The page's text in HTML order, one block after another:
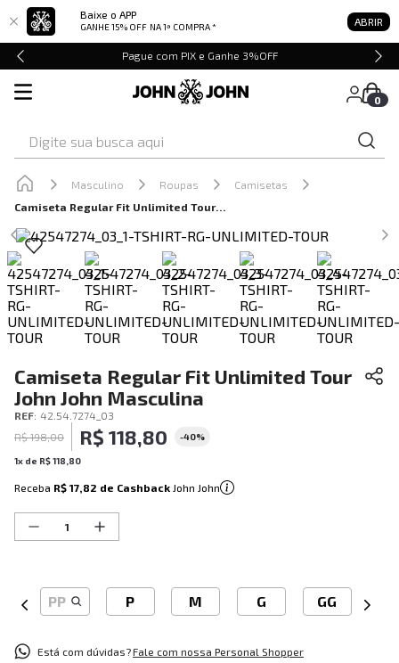
Baixe o APP
GANHE 15% OFF NA 1ª COMPRA * ABRIR
Pague com PIX e Ganhe 3%OFF
0
Masculino Roupas
Camisetas
Camiseta Regular Fit Unlimited Tour John John Masculina
Camiseta Regular Fit Unlimited Tour
John John Masculina
REF: 42.54.7274_03
R$ 198,00 R$ 118,80 -40%
1x de R$118 80
Receba R$ 17,82 de Cashback John John
PP P M G GG
Está com dúvidas?Fale com nossa Personal Shopper